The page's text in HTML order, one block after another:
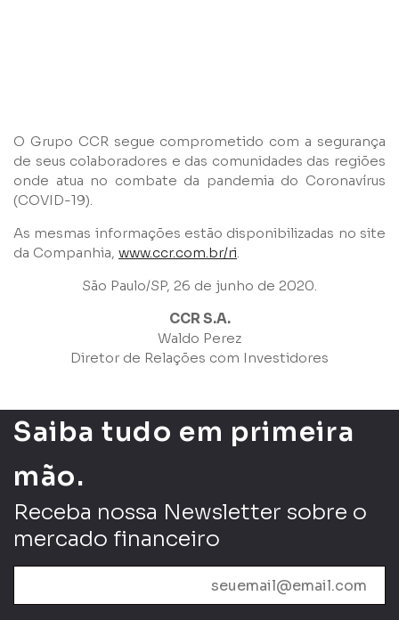
O Grupo CCR segue comprometido com a segurança
de seus colaboradores e das comunidades das regiões
onde atua no combate da pandemia do Coronavírus
(COVID-19).
As mesmas informações estão disponibilizadas no site
da Companhia, www.ccr.com.br/ri.
São Paulo/SP, 26 de junho de 2020.
CCR S.A.
Waldo Perez
Diretor de Relações com Investidores
Enviar
Saiba tudo em primeira
mão.
Receba nossa Newsletter sobre o
mercado financeiro